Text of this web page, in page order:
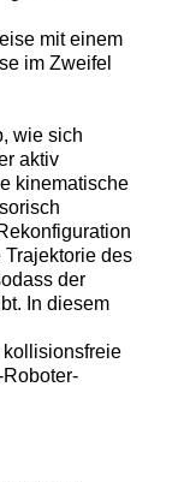
mit einem
im Zweifel
wie sich
aktiv
kinematische
des
der
In diesem